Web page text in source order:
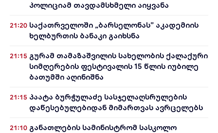
პოლიციამ თავდამსხმელი აიყვანა
21:20 საქათრველოში „ბარსელონას” აკადემიის
ხელბურთის ბანაკი გაიხსნა
21:15 გურამ თამაზაშვილის სახელობის ქალაქური
სიმღერების ფესტივალის 15 წლის იუბილე
ბათუმში აღინიშნა
21:15 პაატა ბურჭულაძე სასჯელაღსრულების
დაწესებულებიდან მიმართვას ავრცელებს
21:10 განათლების სამინისტრომ სასკოლო